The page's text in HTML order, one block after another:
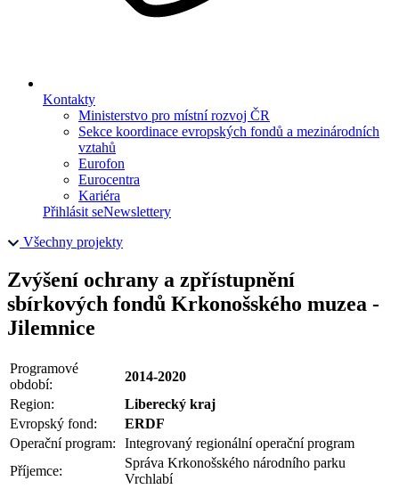
Kontakty
Ministerstvo pro místní rozvoj ČR
Sekce koordinace evropských fondů a mezinárodních
vztahů
Eurofon
Eurocentra
Kariéra
Přihlásit seNewslettery
Všechny projekty
Zvýšení ochrany a zpřístupnění
sbírkových fondů Krkonošského muzea -
Jilemnice
Programové
období:
2014-2020
Region:
Liberecký kraj
Evropský fond:
ERDF
Operační program:
Integrovaný regionální operační program
Příjemce:
Správa Krkonošského národního parku
Vrchlabí